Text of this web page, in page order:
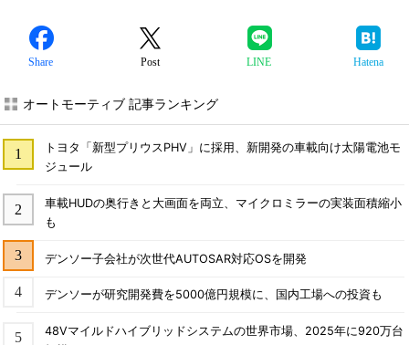
Share Post LINE Hatena
オートモーティブ 記事ランキング
トヨタ「新型プリウスPHV」に採用、新開発の車載向け太陽電池モ
ジュール
車載HUDの奥行きと大画面を両立、マイクロミラーの実装面積縮小
も
デンソー子会社が次世代AUTOSAR対応OSを開発
デンソーが研究開発費を5000億円規模に、国内工場への投資も
48Vマイルドハイブリッドシステムの世界市場、2025年に920万台